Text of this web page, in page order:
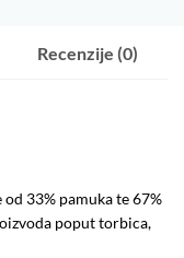
Recenzije (0)
33% pamuka te 67%
poput torbica,